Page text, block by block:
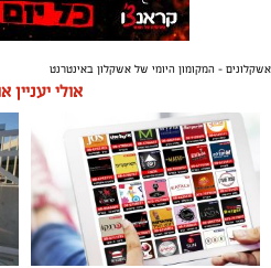
אשקלונים - המקומון היומי של אשקלון באינטרנט
אולי יעניין